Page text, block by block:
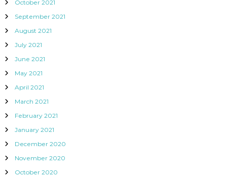
October 2021
September 2021
August 2021
July 2021
June 2021
May 2021
April 2021
March 2021
February 2021
January 2021
December 2020
November 2020
October 2020